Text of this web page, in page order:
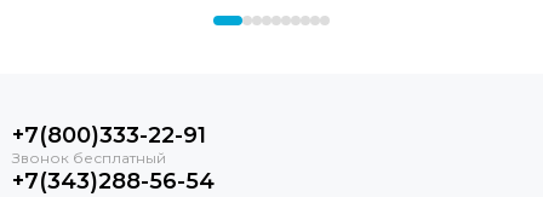
+7(800)333-22-91
+7(343)288-56-54